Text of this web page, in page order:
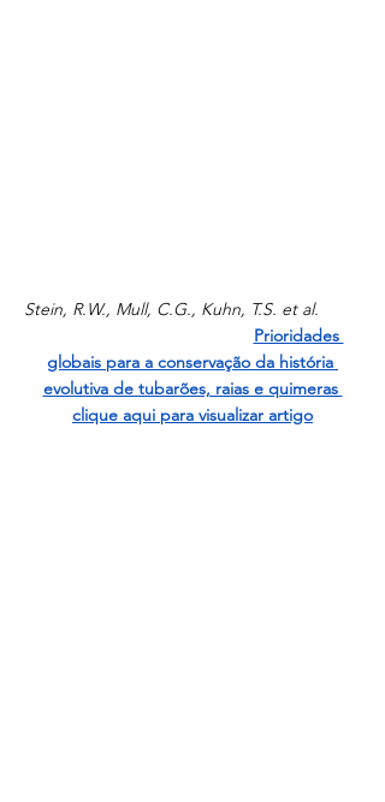
Stein, R.W., Mull, C.G., Kuhn, T.S. et al.
Prioridades
globais para a conservação da história
evolutiva de tubarões, raias e quimeras
clique aqui para visualizar artigo